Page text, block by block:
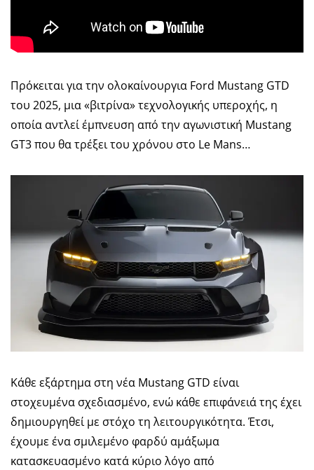
Πρόκειται για την ολοκαίνουργια Ford Mustang GTD
του 2025, μια «βιτρίνα» τεχνολογικής υπεροχής, η
οποία αντλεί έμπνευση από την αγωνιστική Mustang
GT3 που θα τρέξει του χρόνου στο Le Mans…
Κάθε εξάρτημα στη νέα Mustang GTD είναι
στοχευμένα σχεδιασμένο, ενώ κάθε επιφάνειά της έχει
δημιουργηθεί με στόχο τη λειτουργικότητα. Έτσι,
έχουμε ένα σμιλεμένο φαρδύ αμάξωμα
κατασκευασμένο κατά κύριο λόγο από